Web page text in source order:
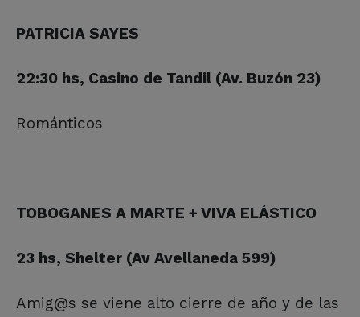
PATRICIA SAYES
22:30 hs, Casino de Tandil (Av. Buzón 23)
Románticos
TOBOGANES A MARTE + VIVA ELÁSTICO
23 hs, Shelter (Av Avellaneda 599)
Amig@s se viene alto cierre de año y de las